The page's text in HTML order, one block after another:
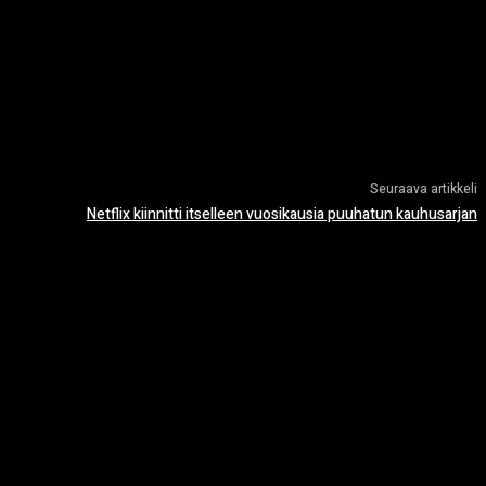
Seuraava artikkeli
Netflix kiinnitti itselleen vuosikausia puuhatun kauhusarjan